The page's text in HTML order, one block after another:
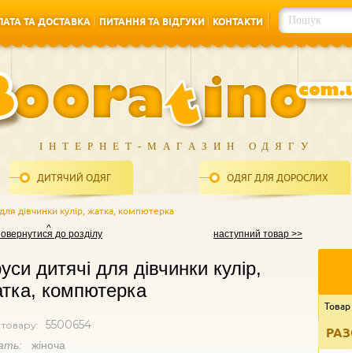
ТА ДОСТАВКА
ПИТАННЯ ТА ВІДГУКИ
КОНТАКТИ
ІНТЕРНЕТ-МАГАЗИН ОДЯГУ
ДИТЯЧИЙ ОДЯГ ОДЯГ ДЛЯ ДОРОСЛИХ
дівчинки кулір, жатка, компютерка
Товар
наступний товар >>
до розділу
дитячі для дівчинки кулір,
компютерка
5500654
жіноча